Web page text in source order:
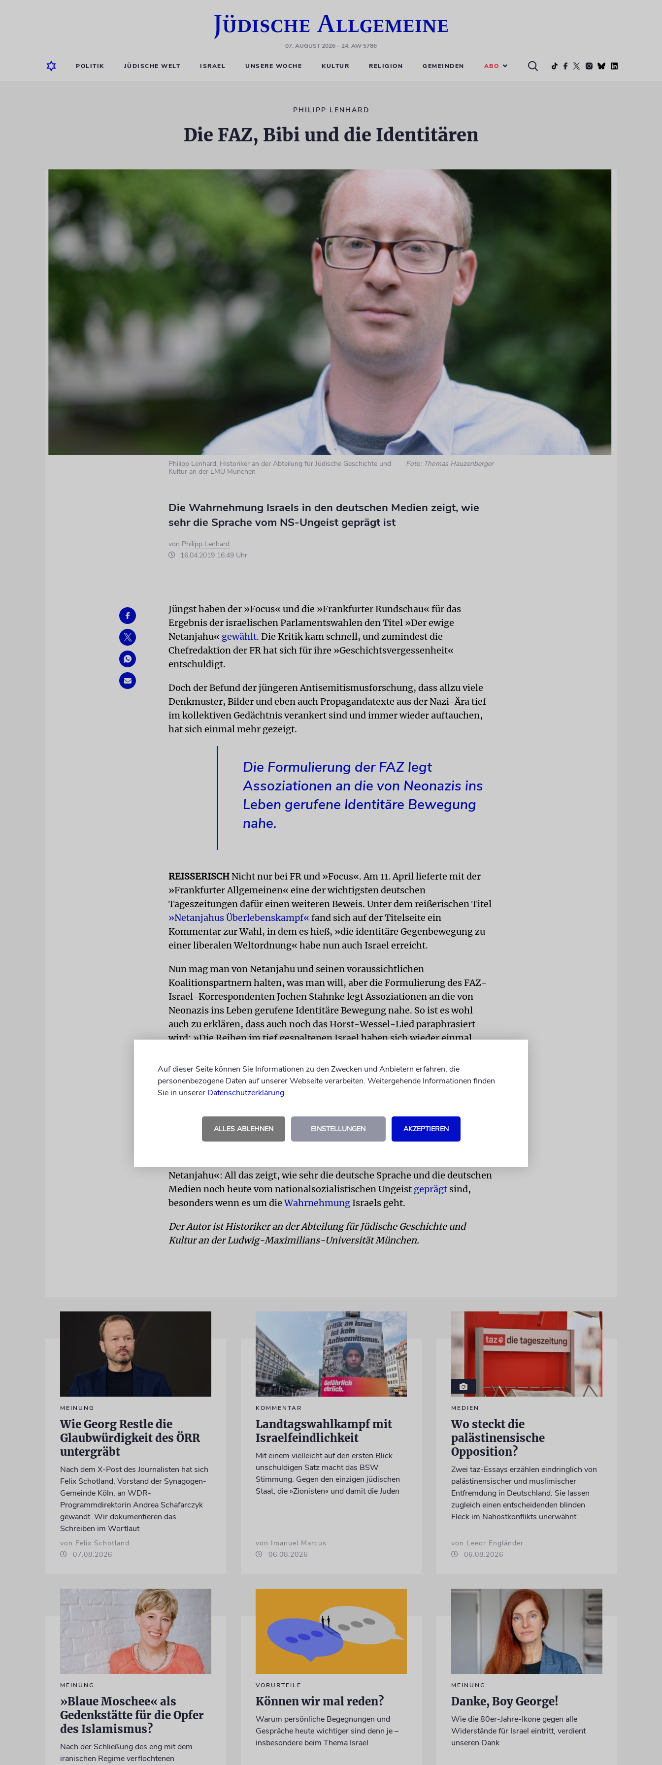
07. AUGUST 2026– 24. AW 5786
POLITIK JÜDISCHE WELT ISRAEL UNSERE WOCHE KULTUR RELIGION GEMEINDEN ABO
PHILIPP LENHARD
Die FAZ, Bibi und die Identitären
Philipp Lenhard, Historiker an der Abteilung für Jüdische Geschichte und
Kultur an der LMU München
Foto: Thomas Hauzenberger
Die Wahrnehmung Israels in den deutschen Medien zeigt, wie
sehr die Sprache vom NS-Ungeist geprägt ist
von Philipp Lenhard
16.04.2019 16:49 Uhr
Jüngst haben der »Focus« und die »Frankfurter Rundschau« für das
Ergebnis der israelischen Parlamentswahlen den Titel »Der ewige
Netanjahu« gewählt. Die Kritik kam schnell, und zumindest die
Chefredaktion der FR hat sich für ihre »Geschichtsvergessenheit«
entschuldigt.
Doch der Befund der jüngeren Antisemitismusforschung, dass allzu viele
Denkmuster, Bilder und eben auch Propagandatexte aus der Nazi-Ära tief
im kollektiven Gedächtnis verankert sind und immer wieder auftauchen,
hat sich einmal mehr gezeigt.
Die Formulierung der FAZ legt
Assoziationen an die von Neonazis ins
Leben gerufene Identitäre Bewegung
nahe.
REISSERISCH Nicht nur bei FR und »Focus«. Am 11. April lieferte mit der
»Frankfurter Allgemeinen« eine der wichtigsten deutschen
Tageszeitungen dafür einen weiteren Beweis. Unter dem reißerischen Titel
»Netanjahus Überlebenskampf« fand sich auf der Titelseite ein
Kommentar zur Wahl, in dem es hieß, »die identitäre Gegenbewegung zu
einer liberalen Weltordnung« habe nun auch Israel erreicht.
Nun mag man von Netanjahu und seinen voraussichtlichen
Koalitionspartnern halten, was man will, aber die Formulierung des FAZ-
Israel-Korrespondenten Jochen Stahnke legt Assoziationen an die von
Neonazis ins Leben gerufene Identitäre Bewegung nahe. So ist es wohl
auch zu erklären, dass auch noch das Horst-Wessel-Lied paraphrasiert
wird: »Die Reihen im tief gespaltenen Israel haben sich wieder einmal
Auch das Horst-Wessel-Lied wird in
Netanjahu«: All das zeigt, wie sehr die deutsche Sprache und die deutschen
Medien noch heute vom nationalsozialistischen Ungeist geprägt sind,
besonders wenn es um dieWahrnehmung Israels geht.
Der Autor ist Historiker an der Abteilung für Jüdische Geschichte und
Kultur an der Ludwig-Maximilians-Universität München.
MEINUNG
Wie Georg Restle die
Glaubwürdigkeit des ÖRR
untergräbt
Nach dem X-Post des Journalisten hat sich
Felix Schotland, Vorstand der Synagogen-
Gemeinde Köln, an WDR-
Programmdirektorin Andrea Schafarczyk
gewandt. Wir dokumentieren das
Schreiben im Wortlaut
von Felix Schotland
07.08.2026
KOMMENTAR
Landtagswahlkampf mit
Israelfeindlichkeit
Mit einem vielleicht auf den ersten Blick
unschuldigen Satz macht das BSW
Stimmung. Gegen den einzigen jüdischen
Staat, die »Zionisten« und damit die Juden
von Imanuel Marcus
06.08.2026
MEDIEN
Wo steckt die
palästinensische
Opposition?
Zwei taz-Essays erzählen eindringlich von
palästinensischer und muslimischer
Entfremdung in Deutschland. Sie lassen
zugleich einen entscheidenden blinden
Fleck im Nahostkonflikts unerwähnt
von Leeor Engländer
06.08.2026
MEINUNG
»Blaue Moschee« als
Gedenkstätte für die Opfer
des Islamismus?
Nach der Schließung des eng mit dem
iranischen Regime verflochtenen
VORURTEILE
Können wir mal reden?
Warum persönliche Begegnungen und
Gespräche heute wichtiger sind denn je –
insbesondere beim Thema Israel
MEINUNG
Danke, Boy George!
Wie die 80er-Jahre-Ikone gegen alle
Widerstände für Israel eintritt, verdient
unseren Dank
Auf dieser Seite können Sie Informationen zu den Zwecken und Anbietern erfahren, die
personenbezogene Daten auf unserer Webseite verarbeiten. Weitergehende Informationen finden
Sie in unserer Datenschutzerklärung.
ALLES ABLEHNEN EINSTELLUNGEN AKZEPTIEREN